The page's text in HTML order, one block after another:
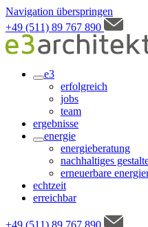
Navigation überspringen
+49 (511) 89 767 890
e3
erfolgreich
jobs
team
ergebnisse
energie
energieberatung
nachhaltiges
erneuerbare
echtzeit
erreichbar
+49 (511) 89 767 890